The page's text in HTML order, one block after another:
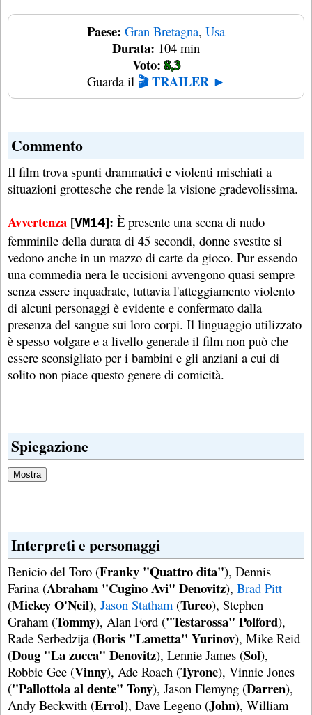
Paese: Gran Bretagna, Usa
Durata: 104 min
Voto: 8,3
Guarda il 🎬 TRAILER ►
Commento
Il film trova spunti drammatici e violenti mischiati a
situazioni grottesche che rende la visione gradevolissima.
Avvertenza [VM14]: È presente una scena di nudo
femminile della durata di 45 secondi, donne svestite si
vedono anche in un mazzo di carte da gioco. Pur essendo
una commedia nera le uccisioni avvengono quasi sempre
senza essere inquadrate, tuttavia l'atteggiamento violento
di alcuni personaggi è evidente e confermato dalla
presenza del sangue sui loro corpi. Il linguaggio utilizzato
è spesso volgare e a livello generale il film non può che
essere sconsigliato per i bambini e gli anziani a cui di
solito non piace questo genere di comicità.
Spiegazione
Interpreti e personaggi
Benicio del Toro (Franky "Quattro dita"), Dennis
Farina (Abraham "Cugino Avi" Denovitz), Brad Pitt
(Mickey O'Neil), Jason Statham (Turco), Stephen
Graham (Tommy), Alan Ford ("Testarossa" Polford),
Rade Serbedzija (Boris "Lametta" Yurinov), Mike Reid
(Doug "La zucca" Denovitz), Lennie James (Sol),
Robbie Gee (Vinny), Ade Roach (Tyrone), Vinnie Jones
("Pallottola al dente" Tony), Jason Flemyng (Darren),
Andy Beckwith (Errol), Dave Legeno (John), William